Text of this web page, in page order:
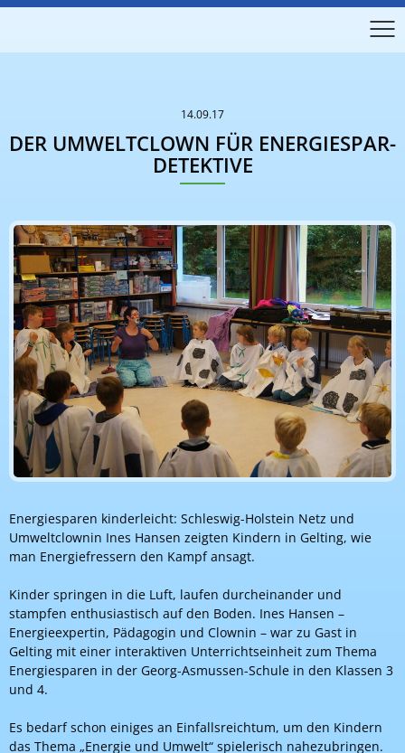
14.09.17
DER UMWELTCLOWN FÜR ENERGIESPAR-
DETEKTIVE
Energiesparen kinderleicht: Schleswig-Holstein Netz und
Umweltclownin Ines Hansen zeigten Kindern in Gelting, wie
man Energiefressern den Kampf ansagt.
Kinder springen in die Luft, laufen durcheinander und
stampfen enthusiastisch auf den Boden. Ines Hansen –
Energieexpertin, Pädagogin und Clownin – war zu Gast in
Gelting mit einer interaktiven Unterrichtseinheit zum Thema
Energiesparen in der Georg-Asmussen-Schule in den Klassen 3
und 4.
Es bedarf schon einiges an Einfallsreichtum, um den Kindern
das Thema „Energie und Umwelt“ spielerisch nahezubringen.